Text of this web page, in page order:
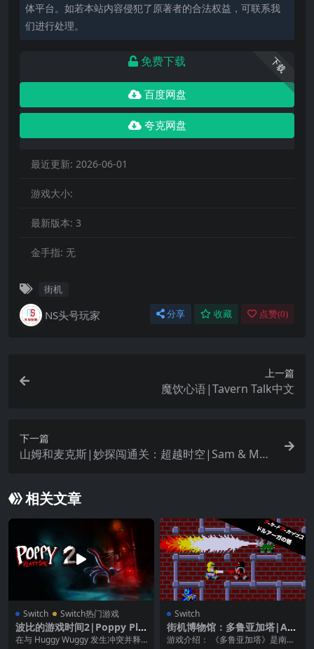
体平台。如若本站内容侵犯了原著者的合法权益，可联系我
们进行处理。
下载
免费下载
百度网盘
夸克网盘
最近更新: 2026-06-01
游戏大小:
最新版本: 3
金手指: 无
街机
NS头号玩家 分享 收藏 点赞(0)
上一篇
魔饮心语|Tavern Talk中文
下一篇
山姆和麦克斯|妙探闯通关：超越时空|Sam & Ma
相关文章
Switch Switch热门游戏
波比的游戏时间2|Poppy Pla
ytime: Chapter 2
在与 Huggy Wuggy 发生冲突并释
Switch
街机博物馆：多鲁亚加塔|Arc
ade Archives: The Tower of
游戏介绍： 《多鲁亚加塔》是南梦